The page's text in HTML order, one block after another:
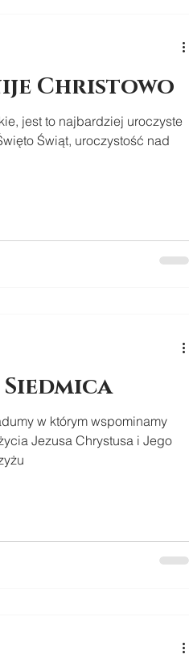
Christowo
jest to najbardziej uroczyste
Świąt, uroczystość nad
w którym wspominamy
Jezusa Chrystusa i Jego